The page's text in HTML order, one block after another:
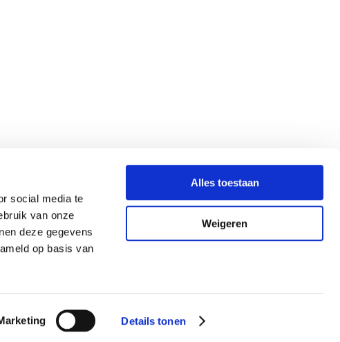
social media te
van onze
deze gegevens
op basis van
Details tonen
Alles toestaan
Weigeren